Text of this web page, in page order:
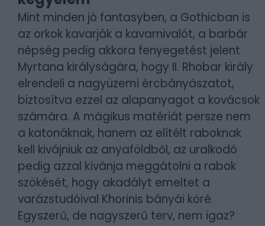
Mint minden jó fantasyben, a Gothicban is
az orkok kavarják a kavarnivalót, a barbár
népség pedig akkora fenyegetést jelent
Myrtana királyságára, hogy II. Rhobar király
elrendeli a nagyüzemi ércbányászatot,
biztosítva ezzel az alapanyagot a kovácsok
számára. A mágikus matériát persze nem
a katonáknak, hanem az elítélt raboknak
kell kivájniuk az anyaföldből, az uralkodó
pedig azzal kívánja meggátolni a rabok
szökését, hogy akadályt emeltet a
varázstudóival Khorinis bányái köré.
Egyszerű, de nagyszerű terv, nem igaz?